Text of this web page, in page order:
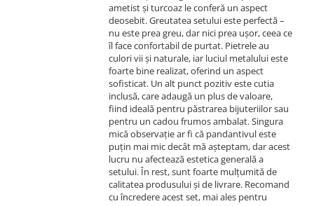
ametist și turcoaz le conferă un aspect
deosebit. Greutatea setului este perfectă –
nu este prea greu, dar nici prea ușor, ceea ce
îl face confortabil de purtat. Pietrele au
culori vii și naturale, iar luciul metalului este
foarte bine realizat, oferind un aspect
sofisticat. Un alt punct pozitiv este cutia
inclusă, care adaugă un plus de valoare,
fiind ideală pentru păstrarea bijuteriilor sau
pentru un cadou frumos ambalat. Singura
mică observație ar fi că pandantivul este
puțin mai mic decât mă așteptam, dar acest
lucru nu afectează estetica generală a
setului. În rest, sunt foarte mulțumită de
calitatea produsului și de livrare. Recomand
cu încredere acest set, mai ales pentru